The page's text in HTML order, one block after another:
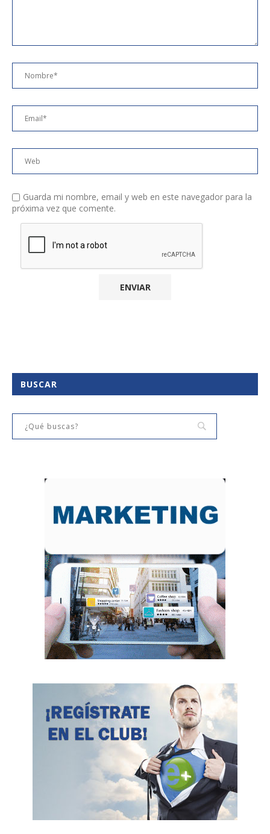
Guarda mi nombre, email y web en este navegador para la
próxima vez que comente.
BUSCAR